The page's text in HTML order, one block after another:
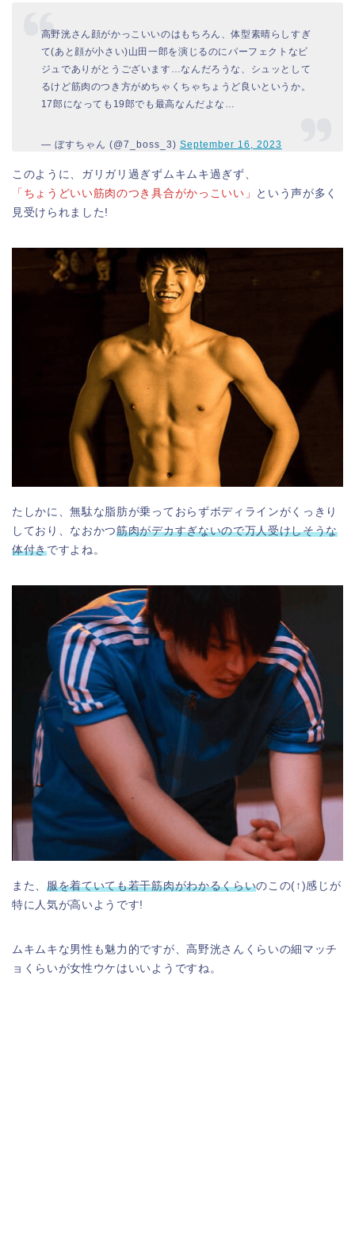
高野洸さん顔がかっこいいのはもちろん、体型素晴らしすぎ
て(あと顔が小さい)山田一郎を演じるのにパーフェクトなビ
ジュでありがとうございます…なんだろうな、シュッとして
るけど筋肉のつき方がめちゃくちゃちょうど良いというか。
17郎になっても19郎でも最高なんだよな…
— ぼすちゃん (@7_boss_3) September 16, 2023
このように、ガリガリ過ぎずムキムキ過ぎず、
「ちょうどいい筋肉のつき具合がかっこいい」
という声が多く
見受けられました!
たしかに、無駄な脂肪が乗っておらずボディラインがくっきり
しており、なおかつ筋肉がデカすぎないので万人受けしそうな
体付きですよね。
また、服を着ていても若干筋肉がわかるくらいのこの(↑)感じが
特に人気が高いようです!
ムキムキな男性も魅力的ですが、高野洸さんくらいの細マッチ
ョくらいが女性ウケはいいようですね。